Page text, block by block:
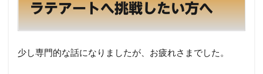
ラテアートへ挑戦したい方へ
少し専門的な話になりましたが、お疲れさまでした。